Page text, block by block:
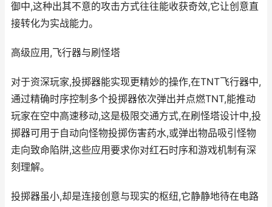
御中,这种出其不意的攻击方式往往能收获奇效,它让创意直
接转化为实战能力。
高级应用,飞行器与刷怪塔
对于资深玩家,投掷器能实现更精妙的操作,在TNT飞行器中,
通过精确时序控制多个投掷器依次弹出并点燃TNT,能推动
玩家在空中高速移动,这是极限交通方式,在刷怪塔设计中,投
掷器可用于自动向怪物投掷伤害药水,或弹出物品吸引怪物
走向致命陷阱,这些应用要求你对红石时序和游戏机制有深
刻理解。
投掷器虽小,却是连接创意与现实的枢纽,它静静地待在电路